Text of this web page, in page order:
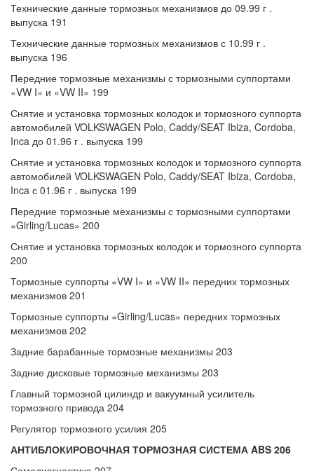
Технические данные тормозных механизмов до 09.99 г .
выпуска 191
Технические данные тормозных механизмов с 10.99 г .
выпуска 196
Передние тормозные механизмы с тормозными суппортами
«VW I» и «VW II» 199
Снятие и установка тормозных колодок и тормозного суппорта
автомобилей VOLKSWAGEN Polo, Caddy/SEAT Ibiza, Cordoba,
Inca до 01.96 г . выпуска 199
Снятие и установка тормозных колодок и тормозного суппорта
автомобилей VOLKSWAGEN Polo, Caddy/SEAT Ibiza, Cordoba,
Inca с 01.96 г . выпуска 199
Передние тормозные механизмы с тормозными суппортами
«Girling/Lucas» 200
Снятие и установка тормозных колодок и тормозного суппорта
200
Тормозные суппорты «VW I» и «VW II» передних тормозных
механизмов 201
Тормозные суппорты «Girling/Lucas» передних тормозных
механизмов 202
Задние барабанные тормозные механизмы 203
Задние дисковые тормозные механизмы 203
Главный тормозной цилиндр и вакуумный усилитель
тормозного привода 204
Регулятор тормозного усилия 205
АНТИБЛОКИРОВОЧНАЯ ТОРМОЗНАЯ СИСТЕМА ABS 206